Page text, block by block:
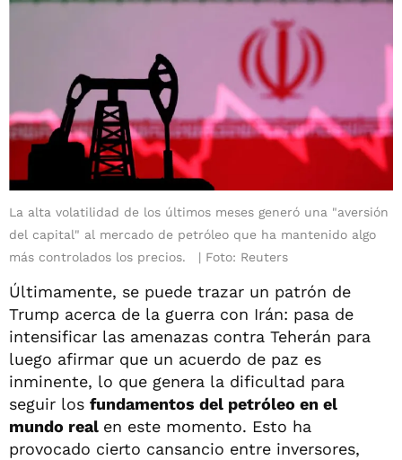
La alta volatilidad de los últimos meses generó una "aversión
del capital" al mercado de petróleo que ha mantenido algo
más controlados los precios.
Foto: Reuters
Últimamente, se puede trazar un patrón de
Trump acerca de la guerra con Irán: pasa de
intensificar las amenazas contra Teherán para
luego afirmar que un acuerdo de paz es
inminente, lo que genera la dificultad para
seguir los fundamentos ‌del petróleo en el
mundo real en este momento. Esto ha
provocado cierto cansancio entre inversores,